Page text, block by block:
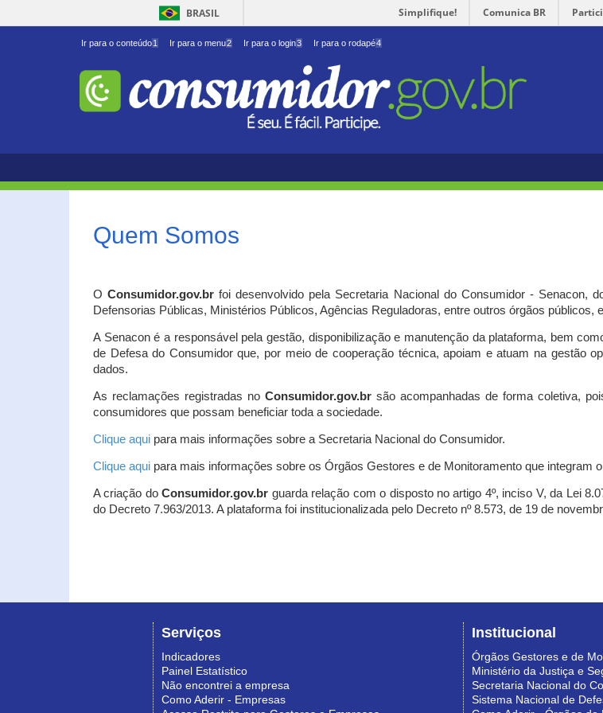
BRASIL Simplifique! Comunica BR
Ir para o conteúdo1 Ir para o menu2 Ir para o login3 Ir para o rodapé4
Quem Somos
OConsumidor.gov.br foi desenvolvido pela Secretaria Nacional do Consumidor - Senacon,
Defensorias Públicas, Ministérios Públicos, Agências Reguladoras, entre outros órgãos públicos,
A Senacon é a responsável pela gestão, disponibilização e manutenção da plataforma, bem
de Defesa do Consumidor que, por meio de cooperação técnica, apoiam e atuam na gestão
dados.
As reclamações registradas no Consumidor.gov.brsão acompanhadas de forma coletiva,
consumidores que possam beneficiar toda a sociedade.
Clique aqui para mais informações sobre a Secretaria Nacional do Consumidor.
Clique aqui para mais informações sobre os Órgãos Gestores e de Monitoramento que integram o
A criação doConsumidor.gov.br guarda relação com o disposto no artigo 4º, inciso V, da Lei
do Decreto 7.963/2013. A plataforma foi institucionalizada pelo Decreto nº 8.573, de 19 de
Serviços
Indicadores
Painel Estatístico
Não encontrei a empresa
Como Aderir - Empresas
Institucional
Órgãos Gestores e de
Ministério da Justiça e
Secretaria Nacional do
Sistema Nacional de